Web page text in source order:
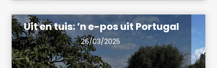
Uit en tuis: ’n e-pos uit Portugal
26/03/2025